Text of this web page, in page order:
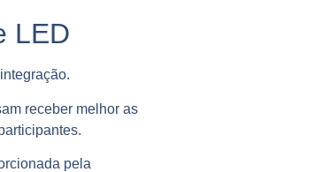
LED
receber melhor as
pela